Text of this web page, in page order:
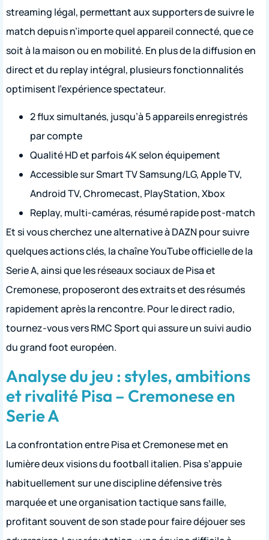
streaming légal, permettant aux supporters de suivre le
match depuis n’importe quel appareil connecté, que ce
soit à la maison ou en mobilité. En plus de la diffusion en
direct et du replay intégral, plusieurs fonctionnalités
optimisent l’expérience spectateur.
2 flux simultanés, jusqu’à 5 appareils enregistrés
par compte
Qualité HD et parfois 4K selon équipement
Accessible sur Smart TV Samsung/LG, Apple TV,
Android TV, Chromecast, PlayStation, Xbox
Replay, multi-caméras, résumé rapide post-match
Et si vous cherchez une alternative à DAZN pour suivre
quelques actions clés, la chaîne YouTube officielle de la
Serie A, ainsi que les réseaux sociaux de Pisa et
Cremonese, proposeront des extraits et des résumés
rapidement après la rencontre. Pour le direct radio,
tournez-vous vers RMC Sport qui assure un suivi audio
du grand foot européen.
Analyse du jeu : styles, ambitions
et rivalité Pisa – Cremonese en
Serie A
La confrontation entre Pisa et Cremonese met en
lumière deux visions du football italien. Pisa s’appuie
habituellement sur une discipline défensive très
marquée et une organisation tactique sans faille,
profitant souvent de son stade pour faire déjouer ses